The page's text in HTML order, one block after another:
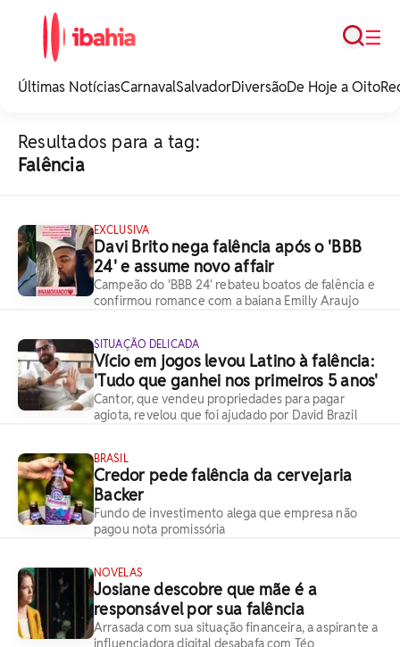
noticias e
☰
Busca
Últimas NotíciasCarnavalSalvadorDiversãoDe Hoje a Oito
Resultados para a tag:
Falência
EXCLUSIVA
Davi Brito nega falência após o 'BBB
24' e assume novo affair
Campeão do 'BBB 24' rebateu boatos de falência e
confirmou romance com a baiana Emilly Araujo
SITUAÇÃO DELICADA
Vício em jogos levou Latino à falência:
'Tudo que ganhei nos primeiros 5 anos'
Cantor, que vendeu propriedades para pagar
agiota, revelou que foi ajudado por David Brazil
BRASIL
Credor pede falência da cervejaria
Backer
Fundo de investimento alega que empresa não
pagou nota promissória
NOVELAS
Josiane descobre que mãe é a
responsável por sua falência
Arrasada com sua situação financeira, a aspirante a
influenciadora digital desabafa com Téo